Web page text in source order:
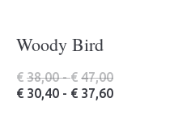
Woody Bird
€ 38,00 - € 47,00Prijsklasse:
€ 38,00
€ 30,40 - € 37,60Prijsklasse: